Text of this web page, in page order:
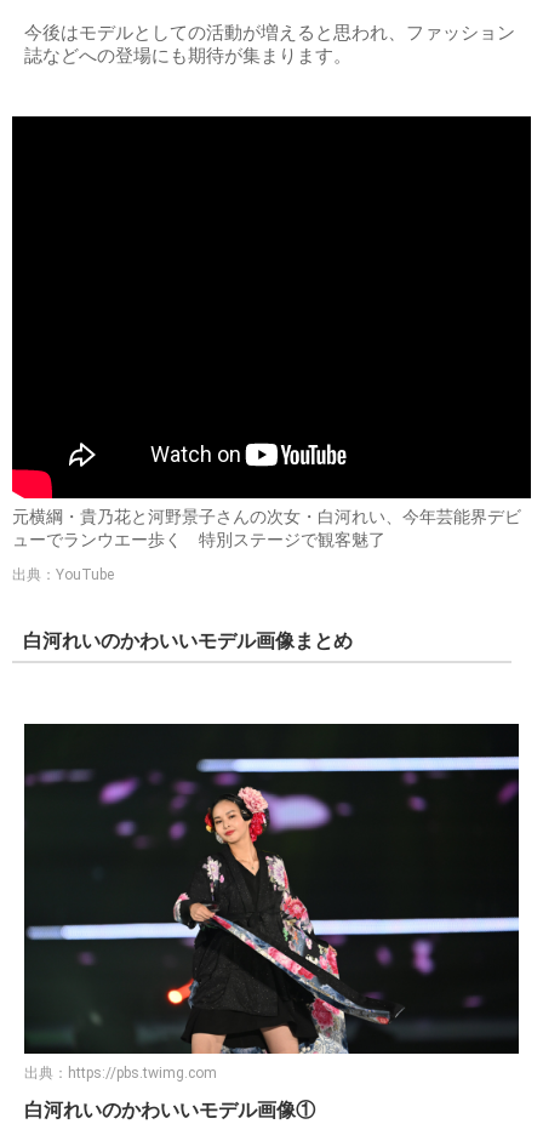
今後はモデルとしての活動が増えると思われ、ファッション
誌などへの登場にも期待が集まります。
元横綱・貴乃花と河野景子さんの次女・白河れい、今年芸能界デビ
ューでランウエー歩く 特別ステージで観客魅了
出典：YouTube
白河れいのかわいいモデル画像まとめ
出典： https://pbs.twimg.com
白河れいのかわいいモデル画像①